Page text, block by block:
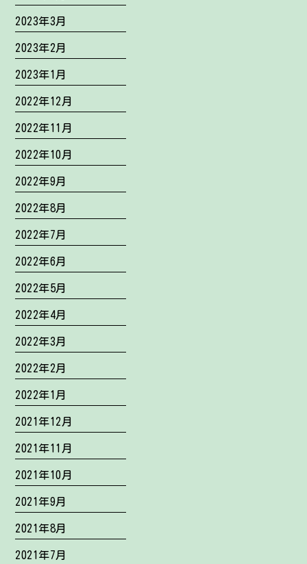
2023年3月
2023年2月
2023年1月
2022年12月
2022年11月
2022年10月
2022年9月
2022年8月
2022年7月
2022年6月
2022年5月
2022年4月
2022年3月
2022年2月
2022年1月
2021年12月
2021年11月
2021年10月
2021年9月
2021年8月
2021年7月